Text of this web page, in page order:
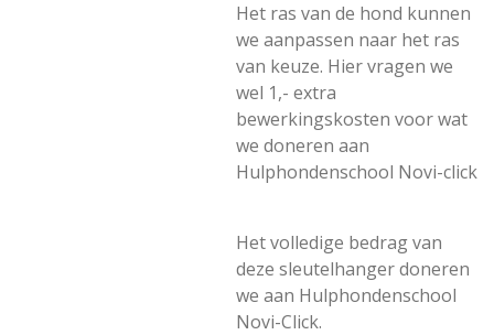
Het ras van de hond kunnen
we aanpassen naar het ras
van keuze. Hier vragen we
wel 1,- extra
bewerkingskosten voor wat
we doneren aan
Hulphondenschool Novi-click
Het volledige bedrag van
deze sleutelhanger doneren
we aan Hulphondenschool
Novi-Click.